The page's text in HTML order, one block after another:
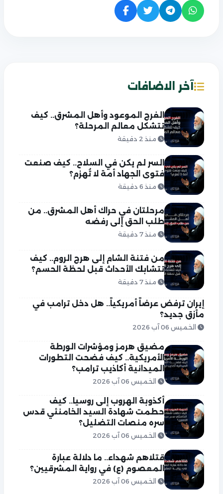
آخر الاضافات
الفرج الموعود وأهل المشرق.. كيف
تتشكل معالم المرحلة؟
منذ 2 دقيقة
السر لم يكن في السلاح.. كيف صنعت
فتوى الجهاد أمة لا تُهزم؟
منذ 6 دقيقة
مرحلتان في حراك أهل المشرق.. من
طلب الحق إلى رفضه
منذ 7 دقيقة
من فتنة الشام إلى هرج الروم.. كيف
تتشابك الأحداث قبل لحظة الحسم؟
منذ 7 دقيقة
إيران ترفض عرضاً أمريكياً.. هل دخل ترامب في
مأزق جديد؟
الخميس 06 آب 2026
مضيق هرمز ومؤشرات الورطة
الأمريكية.. كيف فضحت التطورات
الميدانية أكاذيب ترامب؟
الخميس 06 آب 2026
أكذوبة الهروب إلى روسيا.. كيف
حطمت شهادة السيد الخامنئي قدس
سره منصات التضليل؟
الخميس 06 آب 2026
قتلاهم شهداء.. ما دلالة عبارة
المعصوم (ع) في رواية المشرقيين؟
الخميس 06 آب 2026